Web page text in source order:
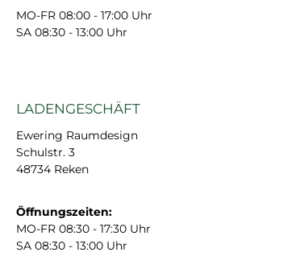
MO-FR 08:00 - 17:00 Uhr
SA 08:30 - 13:00 Uhr
LADENGESCHÄFT
Ewering Raumdesign
Schulstr. 3
48734 Reken
Öffnungszeiten:
MO-FR 08:30 - 17:30 Uhr
SA 08:30 - 13:00 Uhr